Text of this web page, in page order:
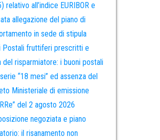
relativo all’indice EURIBOR e
allegazione del piano di
in sede di stipula
Postali fruttiferi prescritti e
del risparmiatore: i buoni postali
“18 mesi” ed assenza del
Ministeriale di emissione
del 2 agosto 2026
negoziata e piano
il risanamento non